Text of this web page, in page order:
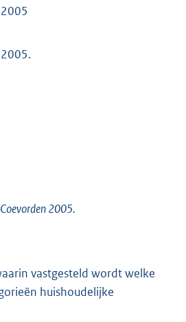
2005.
vastgesteld wordt welke
huishoudelijke